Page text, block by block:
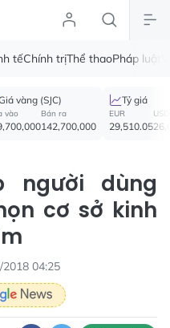
tếChính trịThể thaoPháp luật
vàng (SJC)
vào Bán ra
142,700,000
Tỷ giá
EUR
29,510.05
USD
người dùng
cơ sở kinh
2018 04:25